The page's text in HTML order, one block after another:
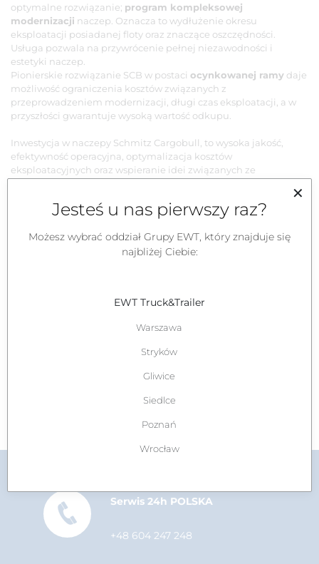
✕
Jesteś u nas pierwszy raz?
Możesz wybrać oddział Grupy EWT, który znajduje się
najbliżej Ciebie:
EWT Truck&Trailer
Warszawa
Stryków
Gliwice
Siedlce
Poznań
Wrocław
optymalne rozwiązanie; program kompleksowej
modernizacji naczep. Oznacza to wydłużenie okresu
eksploatacji posiadanej floty oraz znaczące oszczędności.
Usługa pozwala na przywrócenie pełnej niezawodności i
estetyki naczep.
Pionierskie rozwiązanie SCB w postaci ocynkowanej ramy daje
możliwość ograniczenia kosztów związanych z
przeprowadzeniem modernizacji, długi czas eksploatacji, a w
przyszłości gwarantuje wysoką wartość odkupu.
Inwestycja w naczepy Schmitz Cargobull, to wysoka jakość,
efektywność operacyjna, optymalizacja kosztów
eksploatacyjnych oraz wspieranie idei związanych ze
Serwis 24h POLSKA
+48 604 247 248